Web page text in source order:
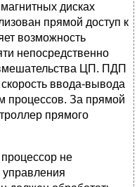
дисках
прямой доступ к
возможность
непосредственно
ЦП. ПДП
ввода-вывода
процессов. За прямой
прямого
не
управления